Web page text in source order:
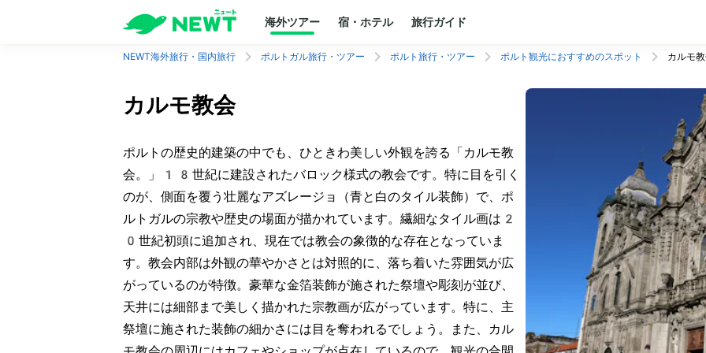
海外ツアー 宿・ホテル 旅行ガイド
NEWT海外旅行・国内旅行 ポルトガル旅行・ツアー ポルト旅行・ツアー ポルト観光におすすめのスポット カルモ
カルモ教会
ポルトの歴史的建築の中でも、ひときわ美しい外観を誇る「カルモ教
会。」18世紀に建設されたバロック様式の教会です。特に目を引く
のが、側面を覆う壮麗なアズレージョ（青と白のタイル装飾）で、ポ
ルトガルの宗教や歴史の場面が描かれています。繊細なタイル画は2
0世紀初頭に追加され、現在では教会の象徴的な存在となっていま
す。教会内部は外観の華やかさとは対照的に、落ち着いた雰囲気が広
がっているのが特徴。豪華な金箔装飾が施された祭壇や彫刻が並び、
天井には細部まで美しく描かれた宗教画が広がっています。特に、主
祭壇に施された装飾の細かさには目を奪われるでしょう。また、カル